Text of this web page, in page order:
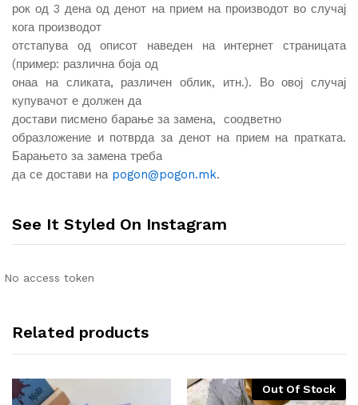
рок од 3 дена од денот на прием на производот во случај
кога производот
отстапува од описот наведен на интернет страницата
(пример: различна боја од
онаа на сликата, различен облик, итн.). Во овој случај
купувачот е должен да
достави писмено барање за замена, соодветно
образложение и потврда за денот на прием на пратката.
Барањето за замена треба
да се достави на pogon@pogon.mk.
See It Styled On Instagram
No access token
Related products
Out Of Stock